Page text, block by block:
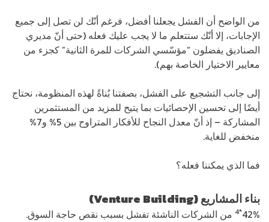
من الواضح أن الفشل يجعلنا أفضل، فرغم أنّك لن تصل إلى جميع
الإجابات، إلا أنّك ستتعلم ما لا يجب عليك فعله (حتى أنّ مديري
الصناديق يفضلون “مؤسّسي الشركات للمرة الثانية” كجزء من
معايير الاختيار الخاصة بهم).
إلى جانب التشجيع على الفشل، بصفتنا بُناةً لهذه المنظومة، نحتاج
أيضًا إلى تحسين الإحصائيات بما يتيح للمزيد من المستثمرين
المشاركة – إذ أنّ معدل النجاح للأفكار المتراوح بين 5% و7%
منخفض للغاية.
فما الذي يمكننا فعله؟
بناء المشاريع(Venture Building)
42%
*4
من الشركات الناشئة تفشل بسبب نقص حاجة السوق.